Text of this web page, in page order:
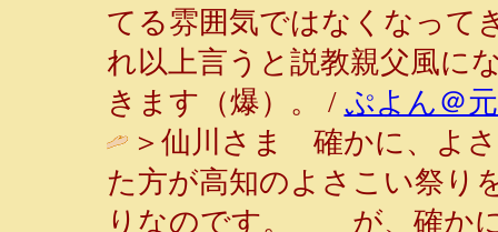
てる雰囲気ではなくなって
れ以上言うと説教親父風に
きます（爆）。 / ぷよん＠
＞仙川さま 確かに、よ
た方が高知のよさこい祭り
りなのです。 が、確かに